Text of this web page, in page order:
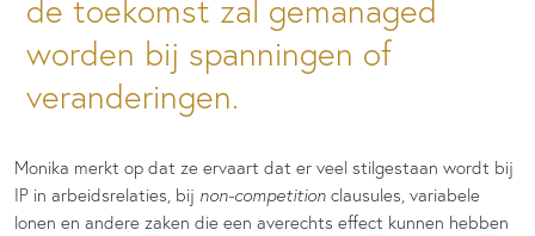
de toekomst zal gemanaged
worden bij spanningen of
veranderingen.
Monika merkt op dat ze ervaart dat er veel stilgestaan wordt bij
IP in arbeidsrelaties, bij non-competition clausules, variabele
lonen en andere zaken die een averechts effect kunnen hebben